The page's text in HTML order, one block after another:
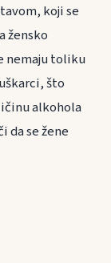
koji se
žensko
nemaju toliku
što
alkohola
da se žene